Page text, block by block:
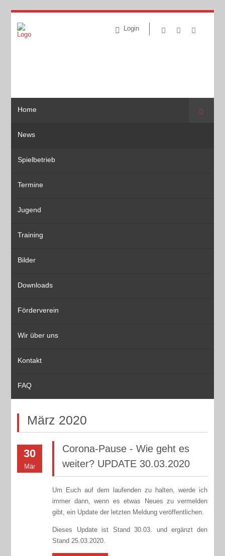
Login
Home
News
Spielbetrieb
Termine
Jugend
Training
Bilder
Downloads
Förderverein
Wir über uns
Kontakt
FAQ
Suche
März 2020
30
Mär
Corona-Pause - Wie geht es
weiter? UPDATE 30.03.2020
Um Euch auf dem laufenden zu halten, werde ich
immer dann, wenn es etwas Neues zu vermelden
gibt, ein Update der letzten Meldung veröffentlichen.
Dieses Update ist Stand 30.03. und ergänzt den
Stand 25.03.2020.